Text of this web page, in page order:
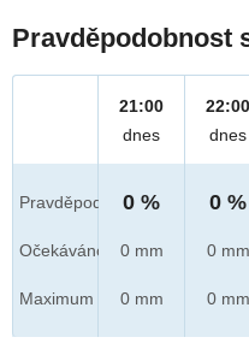
Pravděpodobnost
Pravděpod.
Očekáváno
Maximum
21:00
dnes
0 %
0 mm
0 mm
22:00
dnes
0 %
0 mm
0 mm